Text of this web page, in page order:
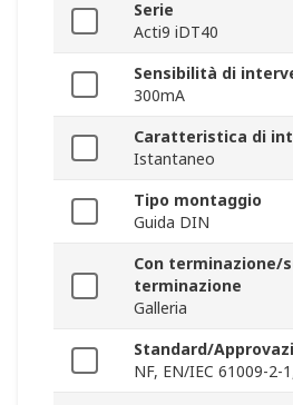
Serie
Acti9 iDT40
Sensibilità di
300mA
Caratteristica di
Istantaneo
Tipo montaggio
Guida DIN
Con terminazione/
terminazione
Galleria
Standard/
NF, EN/IEC 61009-2-